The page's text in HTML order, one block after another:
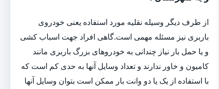
از طرف دیگر وسیله نقلیه مورد استفاده یعنی خودروی
باربری نیز مسئله مهمی است.گاهی افراد جهت اسباب کشی
و یا حمل بار نیاز چندانی به خودروهای بزرگ باربری مانند
کامیون و خاور ندارند و تعداد وسایل آنها به حدی کم است که
با استفاده از یک یا دو وانت بار ممکن است بتوان وسایل آنها